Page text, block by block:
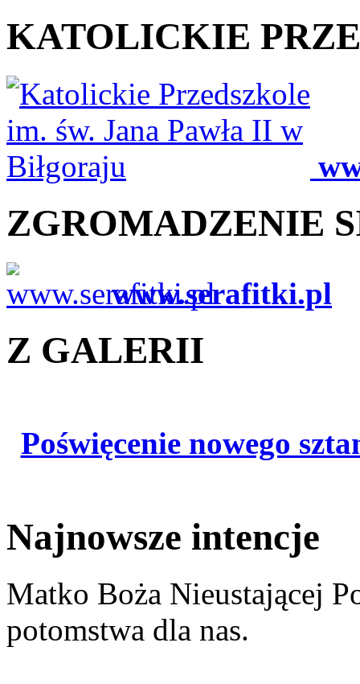
KATOLICKIE
ZGROMADZENIE
www.serafitki.pl
Z GALERII
Poświęcenie nowego
Najnowsze intencje
Matko Boża Nieustającej
potomstwa dla nas.